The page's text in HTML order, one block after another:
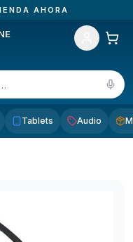
EN CANARIAS
Tablets Audio